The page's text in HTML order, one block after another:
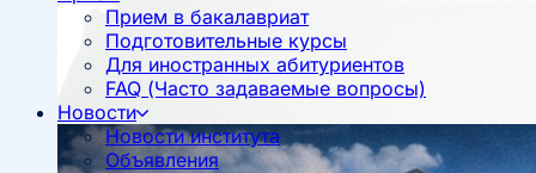
Прием в бакалавриат
Подготовительные курсы
Для иностранных абитуриентов
FAQ (Часто задаваемые вопросы)
Новости
Новости института
Объявления